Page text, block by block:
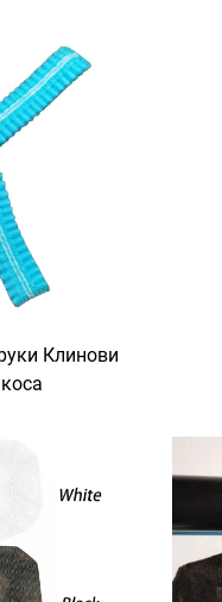
Клинови